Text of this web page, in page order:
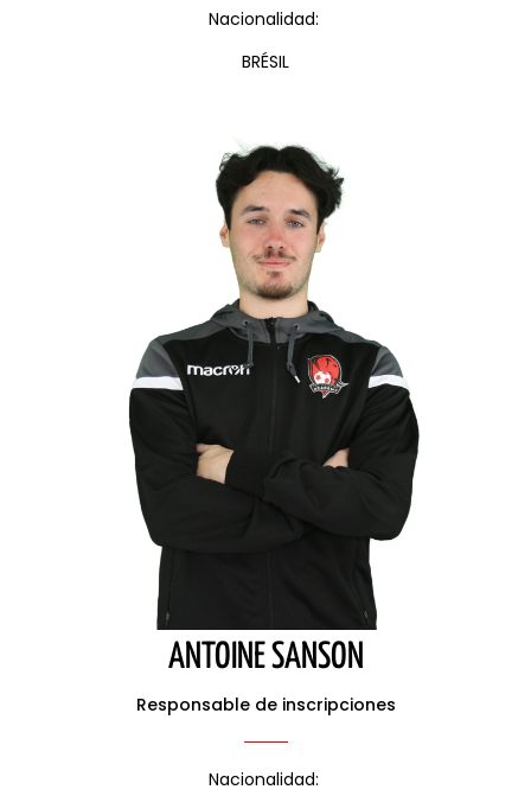
Nacionalidad:
BRÉSIL
ANTOINE SANSON
Responsable de inscripciones
Nacionalidad: